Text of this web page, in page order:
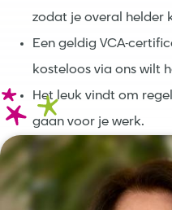
zodat je overal helder
Een geldig VCA-
kosteloos via ons wilt
Het leuk vindt om
gaan voor je werk.